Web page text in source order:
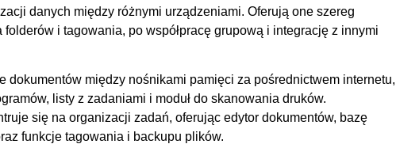
danych między różnymi urządzeniami. Oferują one szereg
i tagowania, po współpracę grupową i integrację z innymi
dokumentów między nośnikami pamięci za pośrednictwem internetu,
listy z zadaniami i moduł do skanowania druków.
się na organizacji zadań, oferując edytor dokumentów, bazę
funkcje tagowania i backupu plików.